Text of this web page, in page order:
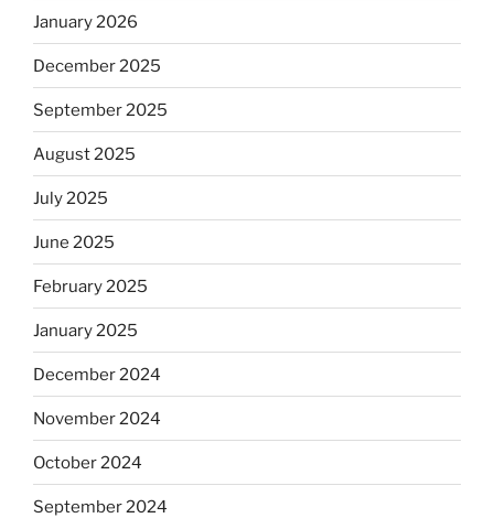
January 2026
December 2025
September 2025
August 2025
July 2025
June 2025
February 2025
January 2025
December 2024
November 2024
October 2024
September 2024